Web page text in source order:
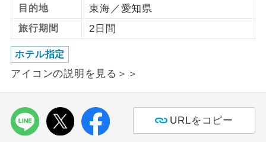
目的地 東海／愛知県
旅行期間 2日間
ホテル指定
アイコンの説明を見る＞＞
URLをコピー
女性限定
女性限定でご参加いただけるコースで
す。
年齢制限あり
です。
利用航空会社が指定なので、ご出発の計
画にとても便利です。
ホテル指定
ご紹介するホテルを指定したコースで